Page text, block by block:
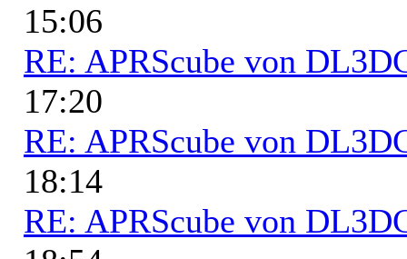
15:06
RE: APRScube von
17:20
RE: APRScube von
18:14
RE: APRScube von